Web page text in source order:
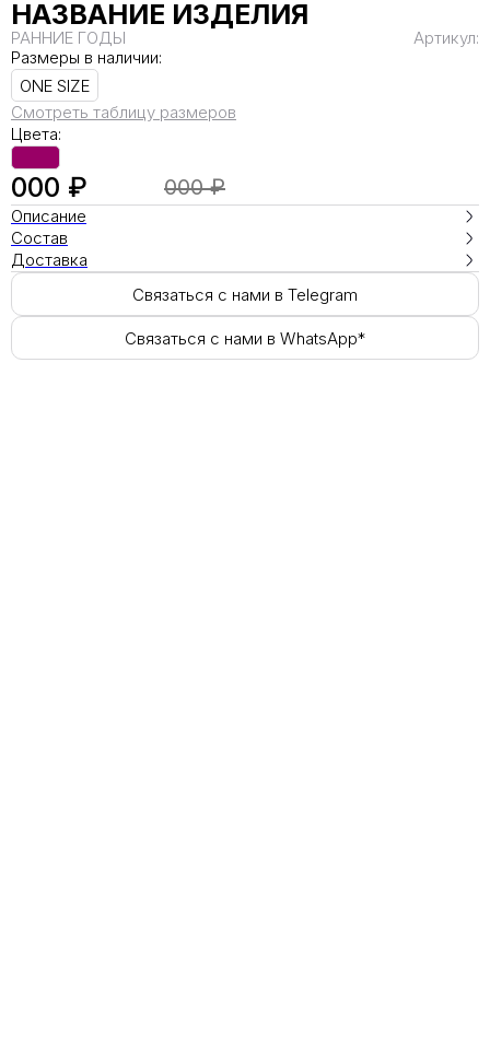
НАЗВАНИЕ ИЗДЕЛИЯ
РАННИЕ ГОДЫ
Артикул:
Размеры в наличии:
ONE SIZE
Смотреть таблицу размеров
Цвета:
000 ₽ 000 ₽
Описание
Состав
Доставка
Связаться с нами в Telegram
Связаться с нами в WhatsApp*